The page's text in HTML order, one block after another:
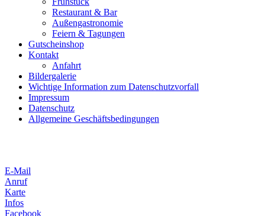
Restaurant & Bar
Außengastronomie
Feiern & Tagungen
Gutscheinshop
Kontakt
Anfahrt
Bildergalerie
Wichtige Information zum Datenschutzvorfall
Impressum
Datenschutz
Allgemeine Geschäftsbedingungen
E-Mail
Anruf
Karte
Infos
Facebook